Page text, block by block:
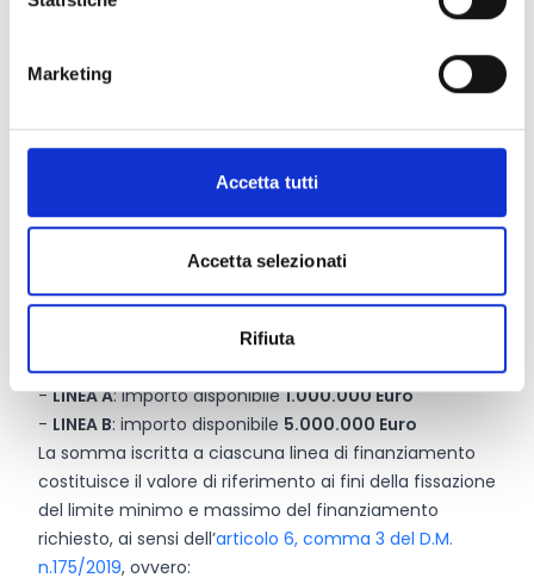
Marketing
Accetta tutti
Accetta selezionati
Rifiuta
capofila ed accompagnata dalla dichiarazione, resa
secondo il Modello A1 attestante la volontà di
partecipare al partenariato.
Entità del contributo
Dotazione finanziaria complessiva:6.000.000 Euro
Le risorse finanziare sono suddivise in due distinte linee
di finanziamento:
-LINEA A: importo disponibile1.000.000 Euro
- LINEA B: importo disponibile 5.000.000 Euro
La somma iscritta a ciascuna linea di finanziamento
costituisce il valore di riferimento ai fini della fissazione
del limite minimo e massimo del finanziamento
richiesto, ai sensi dell’articolo 6, comma 3 del D.M.
n.175/2019, ovvero: